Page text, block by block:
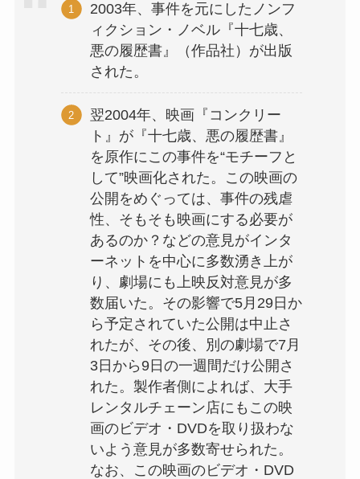
2003年、事件を元にしたノンフ
ィクション・ノベル『十七歳、
悪の履歴書』（作品社）が出版
された。
翌2004年、映画『コンクリー
ト』が『十七歳、悪の履歴書』
を原作にこの事件を“モチーフと
して”映画化された。この映画の
公開をめぐっては、事件の残虐
性、そもそも映画にする必要が
あるのか？などの意見がインタ
ーネットを中心に多数湧き上が
り、劇場にも上映反対意見が多
数届いた。その影響で5月29日か
ら予定されていた公開は中止さ
れたが、その後、別の劇場で7月
3日から9日の一週間だけ公開さ
れた。製作者側によれば、大手
レンタルチェーン店にもこの映
画のビデオ・DVDを取り扱わな
いよう意見が多数寄せられた。
なお、この映画のビデオ・DVD